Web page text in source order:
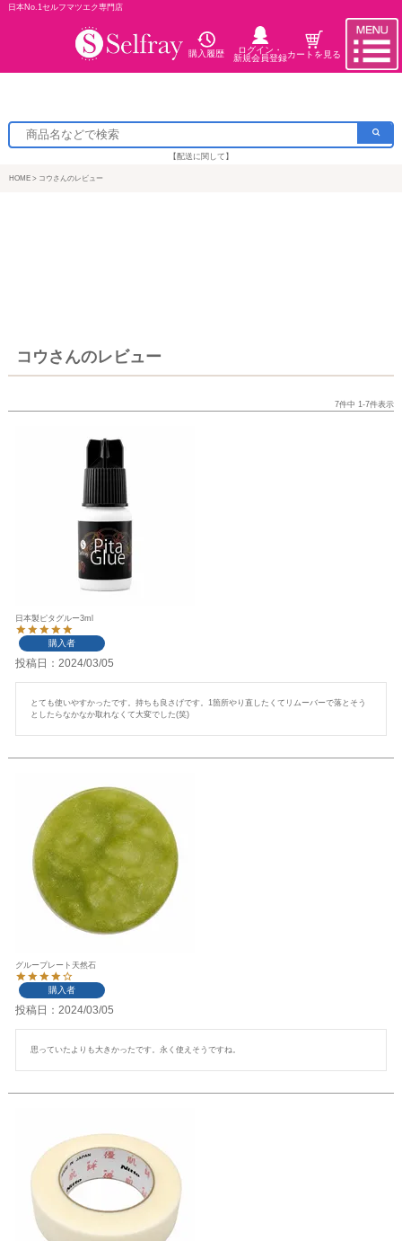
日本No.1セルフマツエク専門店
購入履歴
ログイン・
新規会員登録カートを見る
【配送に関して】
HOME コウさんのレビュー
コウさんのレビュー
7件中 1-7件表示
日本製ピタグルー3ml
購入者
投稿日 2024/03/05
とても使いやすかったです。持ちも良さげです。1箇所やり直したくてリムーバーで落とそう
としたらなかなか取れなくて大変でした(笑)
グループレート天然石
購入者
投稿日 2024/03/05
思っていたよりも大きかったです。永く使えそうですね。